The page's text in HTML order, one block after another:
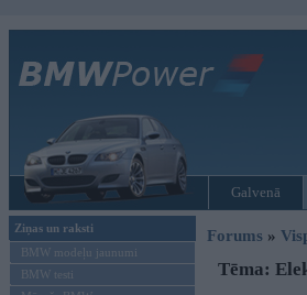
Galvenā
Ziņas un raksti
BMW modeļu jaunumi
BMW testi
Forums »
Tēma: